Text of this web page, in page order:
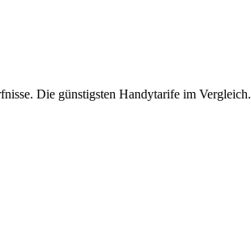
Die günstigsten Handytarife im Vergleich.